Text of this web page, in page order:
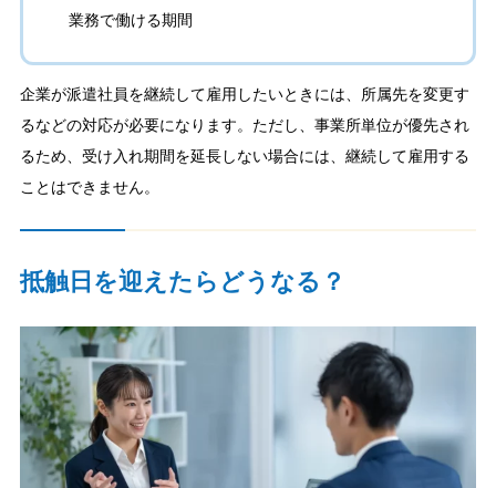
業務で働ける期間
企業が派遣社員を継続して雇用したいときには、所属先を変更す
るなどの対応が必要になります。ただし、事業所単位が優先され
るため、受け入れ期間を延長しない場合には、継続して雇用する
ことはできません。
抵触日を迎えたらどうなる？